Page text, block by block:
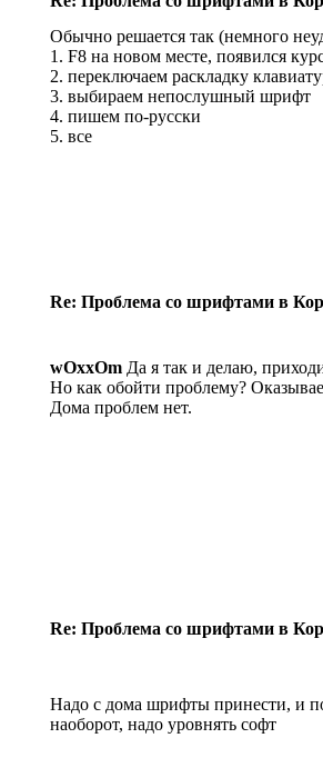
Обычно решается так (немного
1. F8 на новом месте, появился
2. переключаем раскладку
3. выбираем непослушный шрифт
4. пишем по-русски
5. все
Re: Проблема со шрифтами в
wOxxOm Да я так и делаю,
Но как обойти проблему?
Дома проблем нет.
Re: Проблема со шрифтами в
Надо с дома шрифты принести, и
наоборот, надо уровнять софт